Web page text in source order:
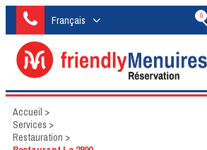
Français 0
Accueil >
Services >
Restauration >